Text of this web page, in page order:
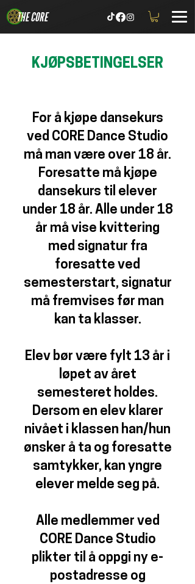
THE CORE
KJØPSBETINGELSER
For å kjøpe dansekurs
ved CORE Dance Studio
må man være over 18 år.
Foresatte må kjøpe
dansekurs til elever
under 18 år. Alle under 18
år må vise kvittering
med signatur fra
foresatte ved
semesterstart, signatur
må fremvises før man
kan ta klasser.
Elev bør være fylt 13 år i
løpet av året
semesteret holdes.
Dersom en elev klarer
nivået i klassen han/hun
ønsker å ta og foresatte
samtykker, kan yngre
elever melde seg på.
Alle medlemmer ved
CORE Dance Studio
plikter til å oppgi ny e-
postadresse og